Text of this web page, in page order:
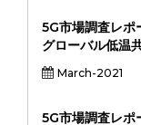
車、自動車）、
5G市場調査レ
グローバル低温
March-2021
5G市場調査レ